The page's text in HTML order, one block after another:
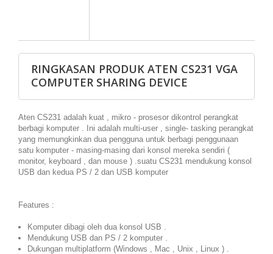
RINGKASAN PRODUK ATEN CS231 VGA
COMPUTER SHARING DEVICE
Aten CS231 adalah kuat , mikro - prosesor dikontrol perangkat
berbagi komputer . Ini adalah multi-user , single- tasking perangkat
yang memungkinkan dua pengguna untuk berbagi penggunaan
satu komputer - masing-masing dari konsol mereka sendiri (
monitor, keyboard , dan mouse ) .suatu CS231 mendukung konsol
USB dan kedua PS / 2 dan USB komputer
Features :
Komputer dibagi oleh dua konsol USB .
Mendukung USB dan PS / 2 komputer .
Dukungan multiplatform (Windows , Mac , Unix , Linux ) .